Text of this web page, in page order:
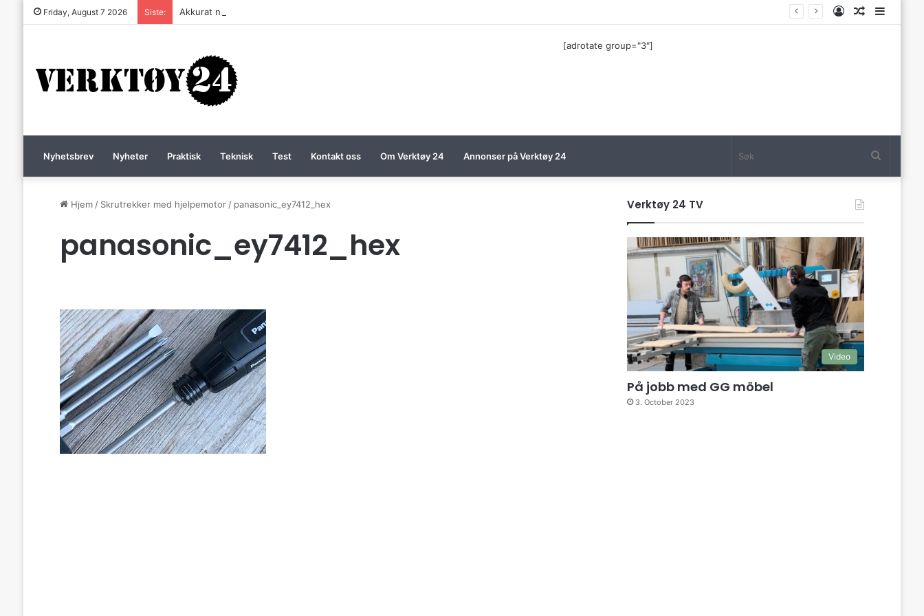
Friday, August 7 2026 Siste: Akkurat nå er batteri-bordsaga til Festool billigere Sidebar
Tilfeldig
Log
[adrotate group="3"]
Nyhetsbrev Nyheter Praktisk Teknisk Test Kontakt oss Om Verktøy 24 Annonser på Verktøy 24
Hjem / Skrutrekker med hjelpemotor / panasonic_ey7412_hex
panasonic_ey7412_hex
Verktøy 24 TV
Video
På jobb med GG möbel
3. October 2023